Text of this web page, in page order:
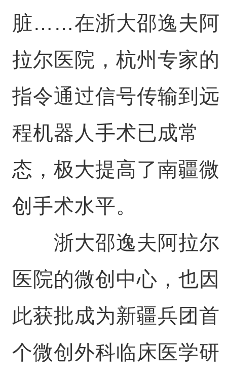
脏……在浙大邵逸夫阿
拉尔医院，杭州专家的
指令通过信号传输到远
程机器人手术已成常
态，极大提高了南疆微
创手术水平。
浙大邵逸夫阿拉尔
医院的微创中心，也因
此获批成为新疆兵团首
个微创外科临床医学研